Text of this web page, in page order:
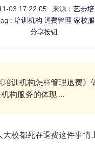
03 17:22:05 来源： 艺步
: 培训机构 退费管理 家校
分享按钮
培训机构怎样管理退费》
构服务的体现 ...
校都死在退费这件事情